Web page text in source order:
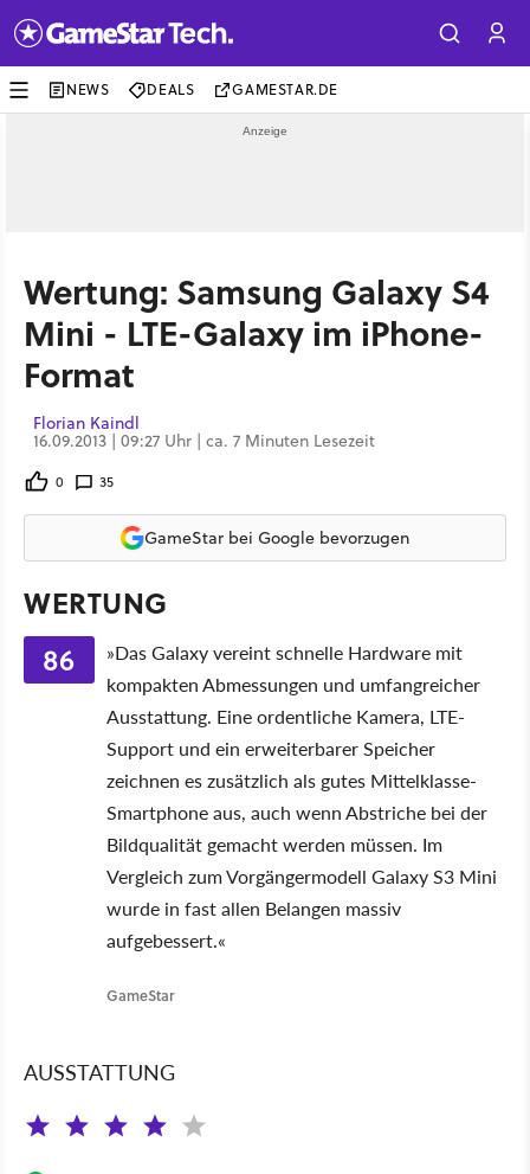
NEWS DEALS GAMESTAR.DE
Wertung: Samsung Galaxy S4
Mini - LTE-Galaxy im iPhone-
Format
Florian Kaindl
16.09.2013 | 09:27 Uhr | ca. 7 Minuten Lesezeit
0 35
GameStar bei Google bevorzugen
WERTUNG
86
»Das Galaxy vereint schnelle Hardware mit
kompakten Abmessungen und umfangreicher
Ausstattung. Eine ordentliche Kamera, LTE-
Support und ein erweiterbarer Speicher
zeichnen es zusätzlich als gutes Mittelklasse-
Smartphone aus, auch wenn Abstriche bei der
Bildqualität gemacht werden müssen. Im
Vergleich zum Vorgängermodell Galaxy S3 Mini
wurde in fast allen Belangen massiv
aufgebessert.«
GameStar
AUSSTATTUNG